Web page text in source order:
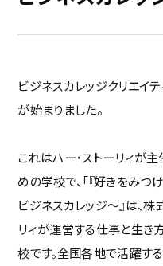
ビジネスカレッジクリエイ
が始まりました。
これはハー・ストーリィが
めの学校で、「『好きをみつ
ビジネスカレッジ～』は、株
リィが運営する仕事と生き
校です。全国各地で活躍す